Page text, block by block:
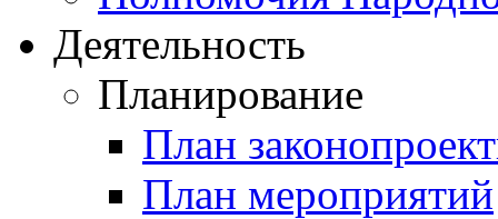
Деятельность
Планирование
План
План мероприятий